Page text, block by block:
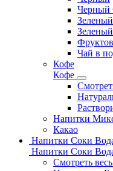
Черный
Зеленый
Чай в
Кофе
Кофе
Напитки
Какао
Напитки Соки
Напитки Соки
Смотреть